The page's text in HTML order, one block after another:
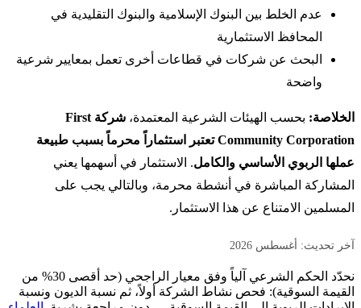
عدم الخلط بين البنوك الإسلامية والبنوك التقليدية في
المحافظ الاستثمارية
البحث عن شركات في قطاعات أخرى تعمل بمعايير شرعية
واضحة
الخلاصة:بحسب الهيئات الشرعية المعتمدة،
شركة First
Community Corporation تعتبر استثماراً محرماً بسبب طبيعة
عملها الربوي الأساسي والكامل . الاستثمار في أسهمها يعني
المشاركة المباشرة في أنشطة محرمة، وبالتالي يجب على
المسلمين الامتناع عن هذا الاستثمار.
آخر تحديث: أغسطس 2026
نحدّد الحكم الشرعي آلياً وفق معيار الراجحي (حد أقصى 30% من
القيمة السوقية): فحص نشاط الشركة أولاً، ثم نسبة الديون ونسبة